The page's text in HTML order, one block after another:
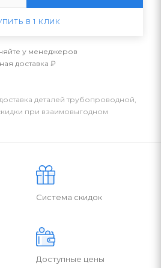
В 1 КЛИК
у менеджеров
доставка ₽
деталей трубопроводной,
при взаимовыгодном
Система скидок
Доступные цены